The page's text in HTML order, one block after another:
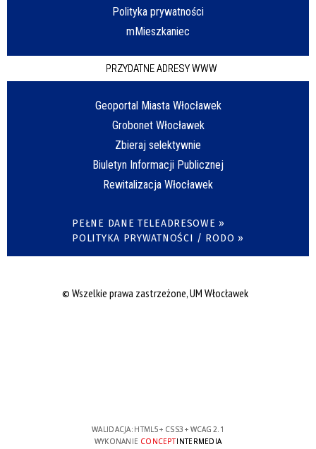
Polityka prywatności
mMieszkaniec
PRZYDATNE ADRESY WWW
Geoportal Miasta Włocławek
Grobonet Włocławek
Zbieraj selektywnie
Biuletyn Informacji Publicznej
Rewitalizacja Włocławek
PEŁNE DANE TELEADRESOWE »
POLITYKA PRYWATNOŚCI / RODO »
© Wszelkie prawa zastrzeżone, UM Włocławek
WALIDACJA: HTML5+ CSS3 + WCAG 2.1
WYKONANIE CONCEPTINTERMEDIA